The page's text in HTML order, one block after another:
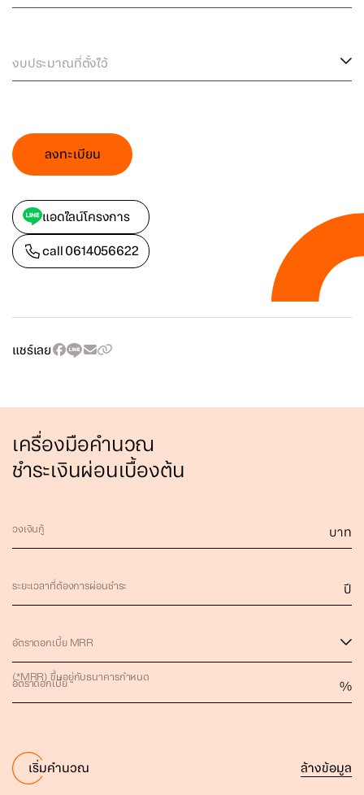
งบประมาณที่ตั้งไว้
ลงทะเบียน
แอดไลน์โครงการ
call 0614056622
แชร์เลย
เครื่องมือคำนวณ
ชำระเงินผ่อนเบื้องต้น
วงเงินกู้ บาท
ระยะเวลาที่ต้องการผ่อนชำระ ปี
อัตราดอกเบี้ย MRR
(*MRR) ขึ้นอยู่กับธนาคารกำหนด
อัตราดอกเบี้ย %
เริ่มคำนวณ ล้างข้อมูล